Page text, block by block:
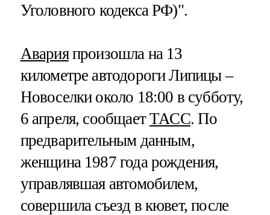
Уголовного кодекса РФ)".
Аварияпроизошла на 13
километре автодороги Липицы –
Новоселки около 18:00 в субботу,
6 апреля, сообщаетТАСС. По
предварительным данным,
женщина 1987 года рождения,
управлявшая автомобилем,
совершила съезд в кювет, после